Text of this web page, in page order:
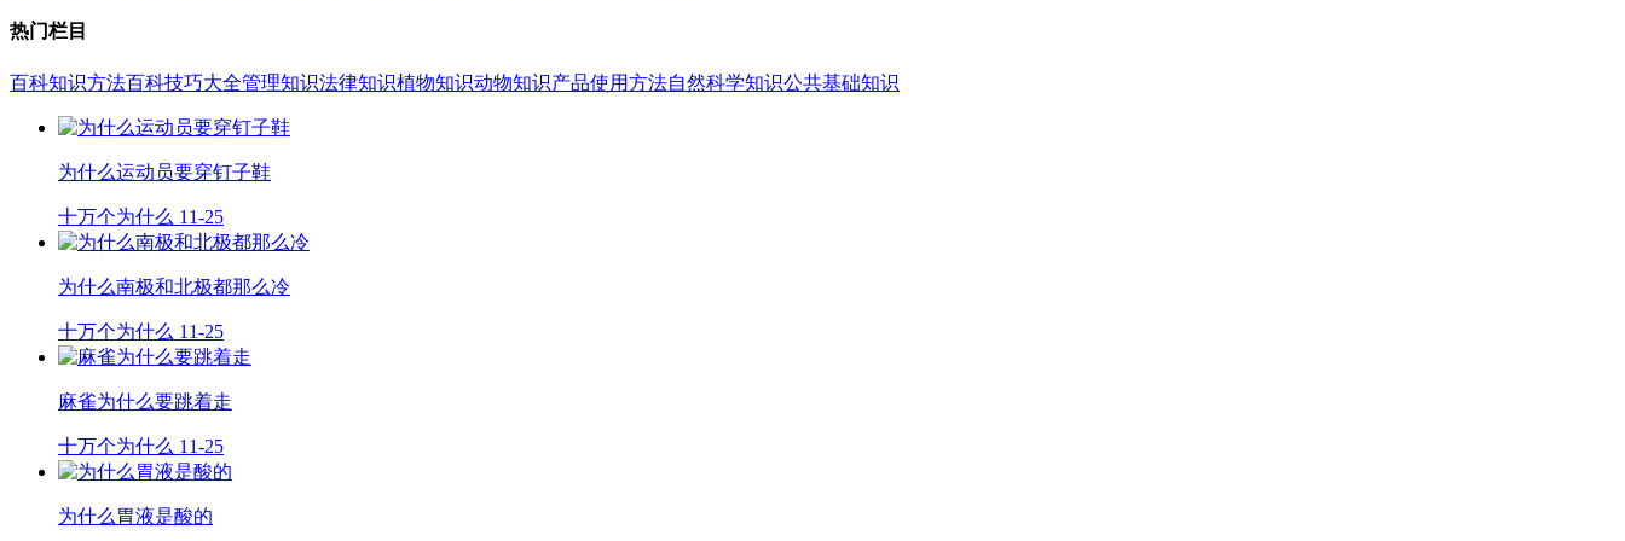
热门栏目
百科知识方法百科技巧大全管理知识法律知识植物知识动物知识产品使用方法自然科学知识公共基础知识
为什么运动员要穿钉子鞋
十万个为什么 11-25
为什么南极和北极都那么冷
十万个为什么 11-25
麻雀为什么要跳着走
十万个为什么 11-25
为什么胃液是酸的